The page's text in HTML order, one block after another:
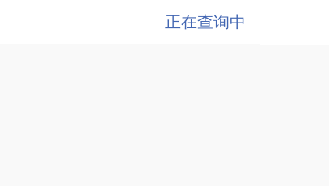
正在查询中